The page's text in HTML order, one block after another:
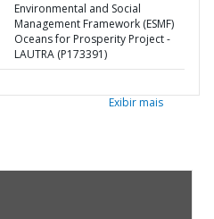
Environmental and Social
Management Framework (ESMF)
Oceans for Prosperity Project -
LAUTRA (P173391)
Exibir mais